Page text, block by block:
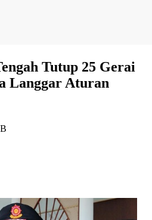
Tutup 25 Gerai
Langgar Aturan